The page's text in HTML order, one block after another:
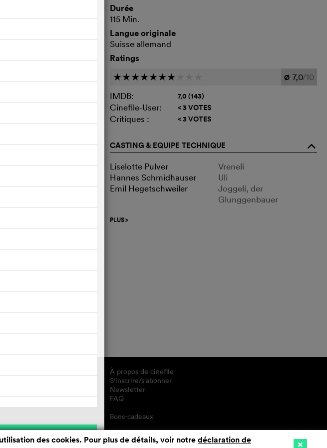
Durée
115 Min.
Langue originale
Suisse allemand
Ratings
c c c c c c c Ø 7,0/10
IMDB:
7,0 (143)
Cinefile-User: < 3 VOTES
Critiques : < 3 VOTES
CASTING & EQUIPE TECHNIQUE o
Liselotte Pulver
Vreneli
Hannes Schmidhauser
Uli
Emil Hegetschweiler
Joggeli, der
Glunggenbauer
PLUS>
À propos de cinefile
S'inscrire/s'abonner
Newsletter
FAQ
Bons-cadeaux
des cookies. Pour plus de détails, voir notredéclaration de